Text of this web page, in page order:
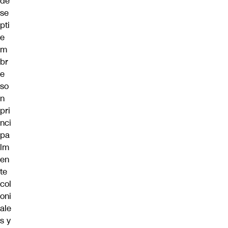
se
pti
e
m
br
e
so
n
pri
nci
pa
lm
en
te
col
oni
ale
s y